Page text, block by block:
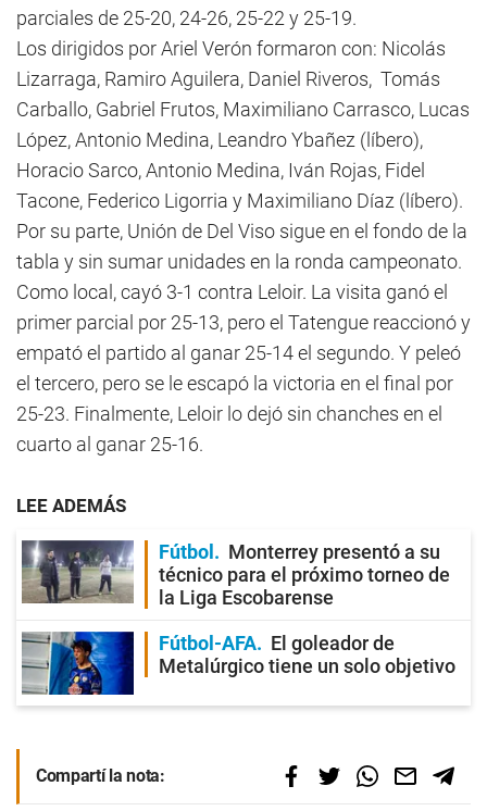
parciales de 25-20, 24-26, 25-22 y 25-19.
Los dirigidos por Ariel Verón formaron con: Nicolás
Lizarraga, Ramiro Aguilera, Daniel Riveros, Tomás
Carballo, Gabriel Frutos, Maximiliano Carrasco, Lucas
López, Antonio Medina, Leandro Ybañez (líbero),
Horacio Sarco, Antonio Medina, Iván Rojas, Fidel
Tacone, Federico Ligorria y Maximiliano Díaz (líbero).
Por su parte, Unión de Del Viso sigue en el fondo de la
tabla y sin sumar unidades en la ronda campeonato.
Como local, cayó 3-1 contra Leloir. La visita ganó el
primer parcial por 25-13, pero el Tatengue reaccionó y
empató el partido al ganar 25-14 el segundo. Y peleó
el tercero, pero se le escapó la victoria en el final por
25-23. Finalmente, Leloir lo dejó sin chanches en el
cuarto al ganar 25-16.
LEE ADEMÁS
Fútbol
Monterrey presentó a su
técnico para el próximo torneo de
la Liga Escobarense
Fútbol-AFA
El goleador de
Metalúrgico tiene un solo objetivo
Compartí la nota: